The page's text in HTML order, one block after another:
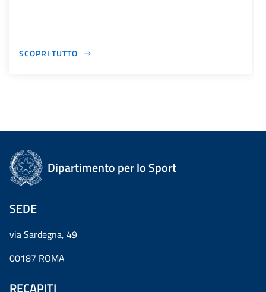
SCOPRI TUTTO
Dipartimento per lo Sport
SEDE
via Sardegna, 49
00187 ROMA